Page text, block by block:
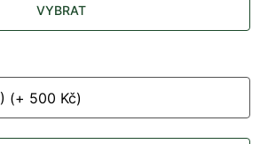
VYBRAT